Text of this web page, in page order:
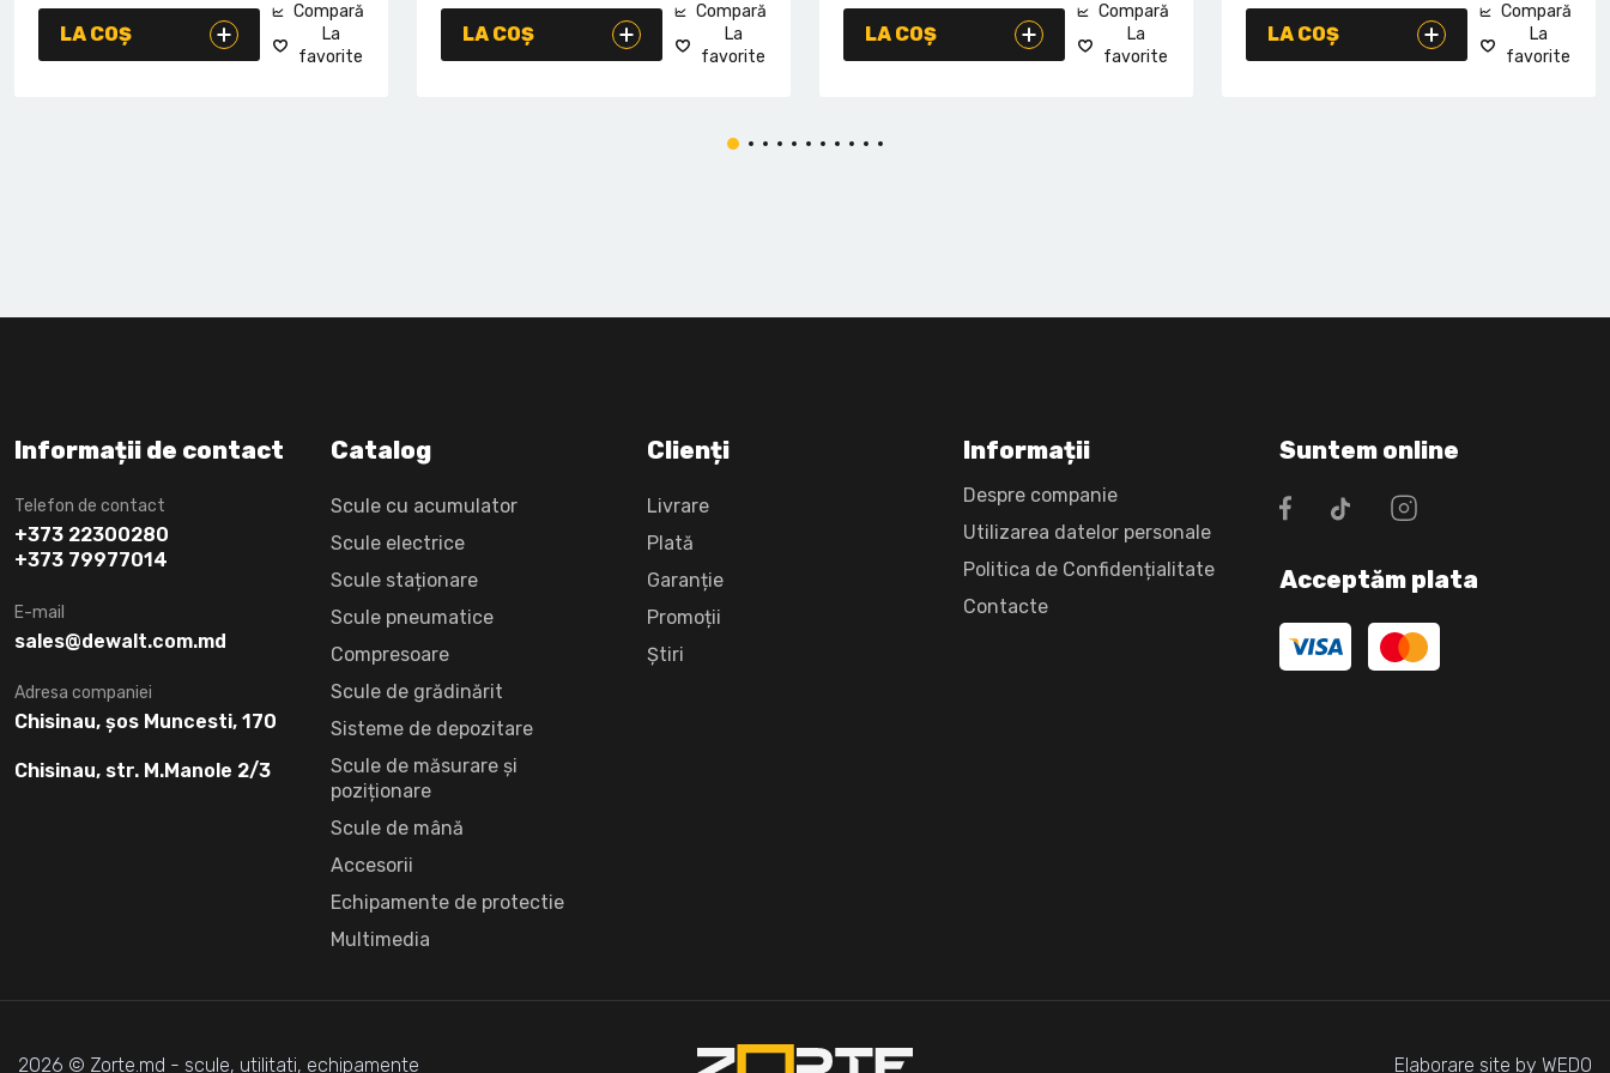
LA COȘ
Compară
La
favorite
LA COȘ
Compară
La
favorite
LA COȘ
Compară
La
favorite
LA COȘ
Compară
La
favorite
Informații de contact
Telefon de contact
+373 22300280
+373 79977014
E-mail
sales@dewalt.com.md
Adresa companiei
Chisinau, șos Muncesti, 170
Chisinau, str. M.Manole 2/3
Catalog
Scule cu acumulator
Scule electrice
Scule staționare
Scule pneumatice
Compresoare
Scule de grădinărit
Sisteme de depozitare
Scule de măsurare și
poziționare
Scule de mână
Accesorii
Echipamente de protectie
Multimedia
Clienți
Livrare
Plată
Garanție
Promoții
Știri
Informații
Despre companie
Utilizarea datelor personale
Politica de Confidențialitate
Сontacte
Suntem online
Acceptăm plata
2026 © Zorte.md - scule, utilitati, echipamente Elaborare site by WEDO